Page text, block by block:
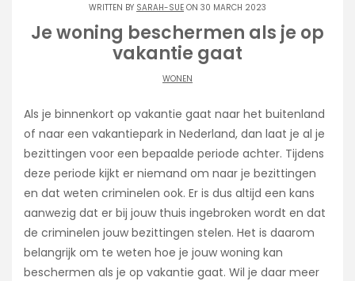
WRITTEN BY SARAH-SUE ON 30 MARCH 2023
Je woning beschermen als je op
vakantie gaat
WONEN
Als je binnenkort op vakantie gaat naar het buitenland
of naar een vakantiepark in Nederland, dan laat je al je
bezittingen voor een bepaalde periode achter. Tijdens
deze periode kijkt er niemand om naar je bezittingen
en dat weten criminelen ook. Er is dus altijd een kans
aanwezig dat er bij jouw thuis ingebroken wordt en dat
de criminelen jouw bezittingen stelen. Het is daarom
belangrijk om te weten hoe je jouw woning kan
beschermen als je op vakantie gaat. Wil je daar meer